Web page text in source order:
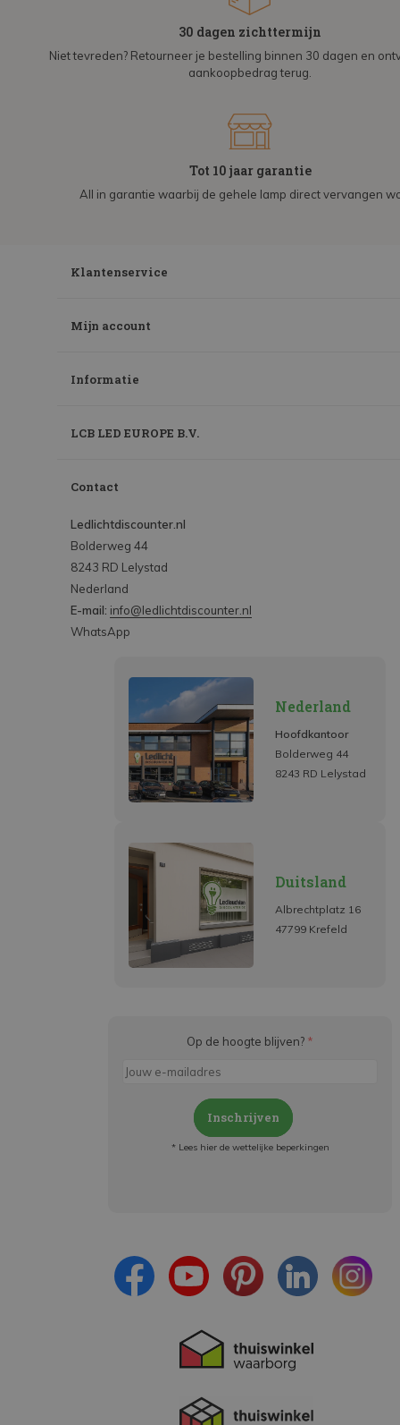
30 dagen zichttermijn
Niet tevreden? Retourneer je bestelling binnen 30 dagen en
aankoopbedrag terug.
Tot 10 jaar garantie
All in garantie waarbij de gehele lamp direct vervangen
Klantenservice
Mijn account
Informatie
LCB LED EUROPE B.V.
Contact
Ledlichtdiscounter.nl
Bolderweg 44
8243 RD Lelystad
Nederland
E-mail: info@ledlichtdiscounter.nl
WhatsApp
Nederland
Hoofdkantoor
Bolderweg 44
8243 RD Lelystad
Duitsland
Albrechtplatz 16
47799 Krefeld
Op de hoogte blijven? *
Inschrijven
* Lees hier de wettelijke beperkingen